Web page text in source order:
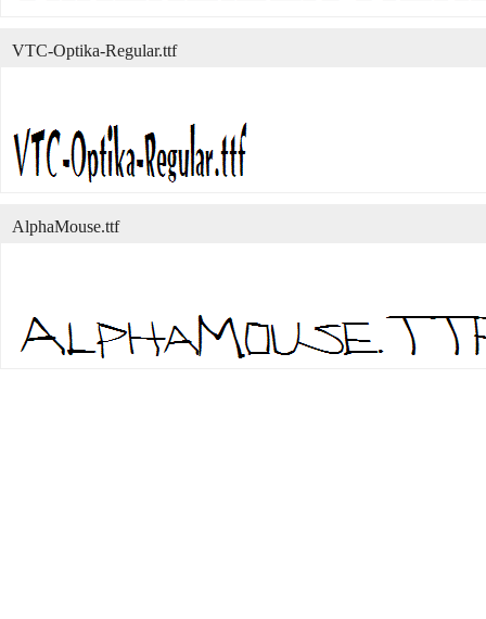
VTC-Optika-Regular.ttf
AlphaMouse.ttf